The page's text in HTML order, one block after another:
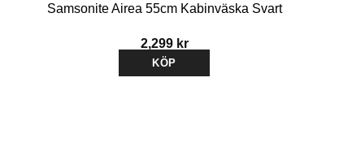
Samsonite Airea 55cm Kabinväska Svart
2,299 kr
KÖP